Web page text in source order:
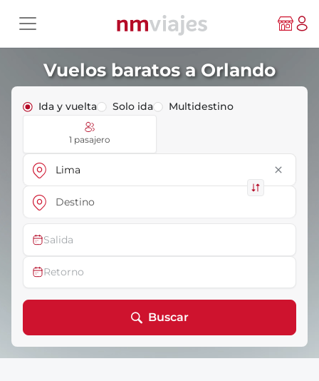
Vuelos baratos a Orlando
Ida y vuelta Solo ida Multidestino
1 pasajero
close
Salida
Retorno
Buscar